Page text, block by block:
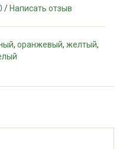
/ Написать отзыв
, оранжевый, желтый,